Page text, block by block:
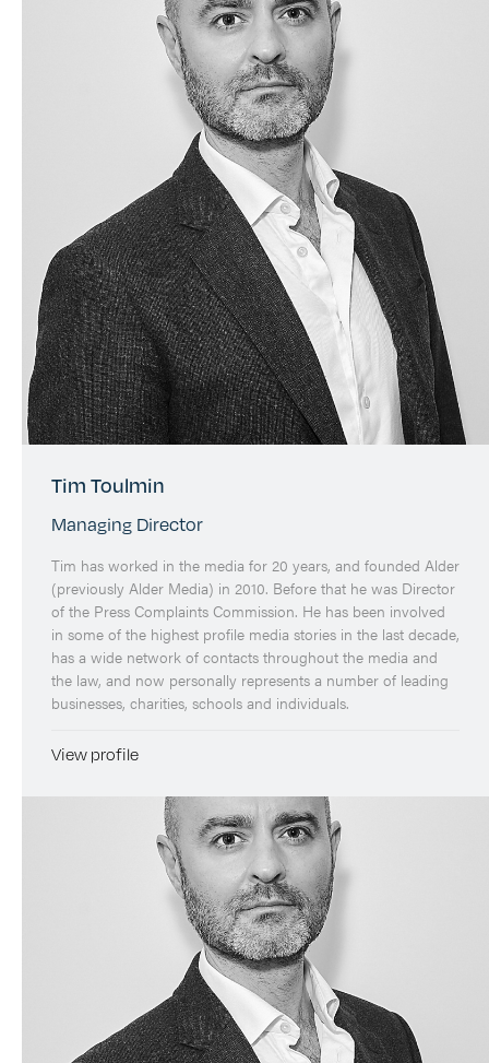
Tim Toulmin
Managing Director
Tim has worked in the media for 20 years, and founded Alder
(previously Alder Media) in 2010. Before that he was Director
of the Press Complaints Commission. He has been involved
in some of the highest profile media stories in the last decade,
has a wide network of contacts throughout the media and
the law, and now personally represents a number of leading
businesses, charities, schools and individuals.
View profile